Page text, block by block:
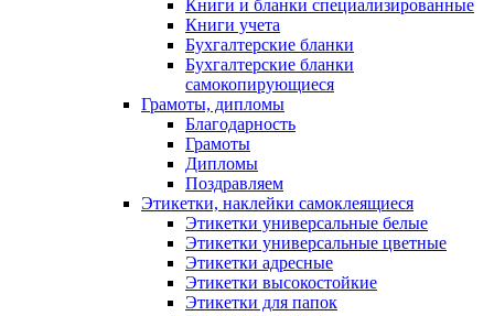
Книги и бланки специализированные
Книги учета
Бухгалтерские бланки
Бухгалтерские бланки
самокопирующиеся
Грамоты, дипломы
Благодарность
Грамоты
Дипломы
Поздравляем
Этикетки, наклейки самоклеящиеся
Этикетки универсальные белые
Этикетки универсальные цветные
Этикетки адресные
Этикетки высокостойкие
Этикетки для папок